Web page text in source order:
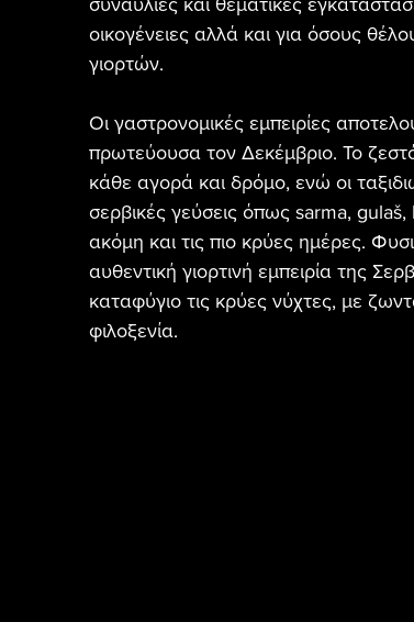
συναυλίες και θεματικές
οικογένειες αλλά και για όσους
γιορτών.
Οι γαστρονομικές εμπειρίες
πρωτεύουσα τον Δεκέμβριο. Το
κάθε αγορά και δρόμο, ενώ οι
σερβικές γεύσεις όπως sarma, gulaš,
ακόμη και τις πιο κρύες ημέρες.
αυθεντική γιορτινή εμπειρία της
καταφύγιο τις κρύες νύχτες, με
φιλοξενία.